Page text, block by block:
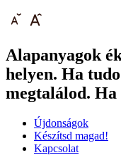
Alapanyagok
helyen. Ha
megtalálod.
Újdonságok
Készítsd magad!
Kapcsolat